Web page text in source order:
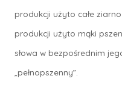
produkcji użyto całe
produkcji użyto mąki
słowa w bezpośrednim
„pełnopszenny”.